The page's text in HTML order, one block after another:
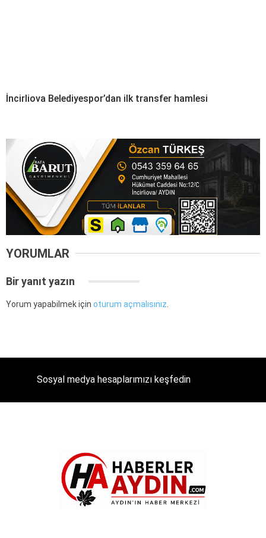
İncirliova Belediyespor’dan ilk transfer hamlesi
YORUMLAR
Bir yanıt yazın
Yorum yapabilmek için oturum açmalısınız
Sosyal medya hesaplarımızı keşfedin